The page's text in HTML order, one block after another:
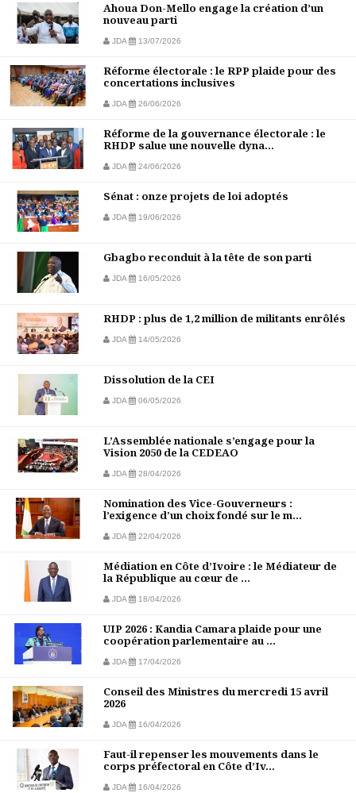
Ahoua Don-Mello engage la création d’un
nouveau parti
JDA 13/07/2026
Réforme électorale : le RPP plaide pour des
concertations inclusives
JDA 26/06/2026
Réforme de la gouvernance électorale : le
RHDP salue une nouvelle dyna...
JDA 24/06/2026
Sénat : onze projets de loi adoptés
JDA 19/06/2026
Gbagbo reconduit à la tête de son parti
JDA 16/05/2026
RHDP : plus de 1,2 million de militants enrôlés
JDA 14/05/2026
Dissolution de la CEI
JDA 06/05/2026
L’Assemblée nationale s’engage pour la
Vision 2050 de la CEDEAO
JDA 28/04/2026
Nomination des Vice-Gouverneurs :
l’exigence d'un choix fondé sur le m...
JDA 22/04/2026
Médiation en Côte d’Ivoire : le Médiateur de
la République au cœur de ...
JDA 18/04/2026
UIP 2026 : Kandia Camara plaide pour une
coopération parlementaire au ...
JDA 17/04/2026
Conseil des Ministres du mercredi 15 avril
2026
JDA 16/04/2026
Faut-il repenser les mouvements dans le
corps préfectoral en Côte d’Iv...
JDA 16/04/2026